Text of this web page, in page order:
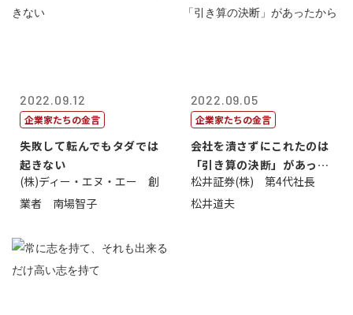
2022.09.12
企業家たちの金言
失敗して転んでもタダでは
起きない
(株)ディー・エヌ・エー 創
業者 南場智子
2022.09.05
企業家たちの金言
会社を潰さずにこれたのは
「引き算の決断」があった
から
松井証券(株) 第4代社長
松井道夫